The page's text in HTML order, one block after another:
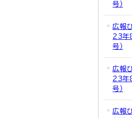
号）
広報
23年
号）
広報
23年
号）
広報